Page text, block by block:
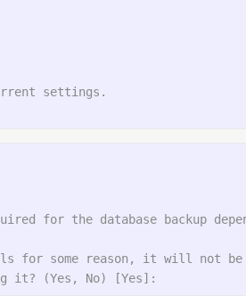
settings.
for the database backup
for some reason, it will not